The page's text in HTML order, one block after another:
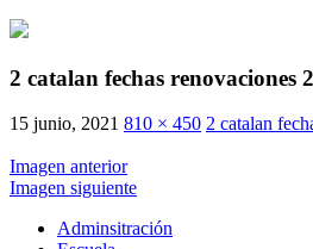
2 catalan fechas renovaciones
15 junio, 2021 810 × 450 2 catalan
Imagen anterior
Imagen siguiente
Adminsitración